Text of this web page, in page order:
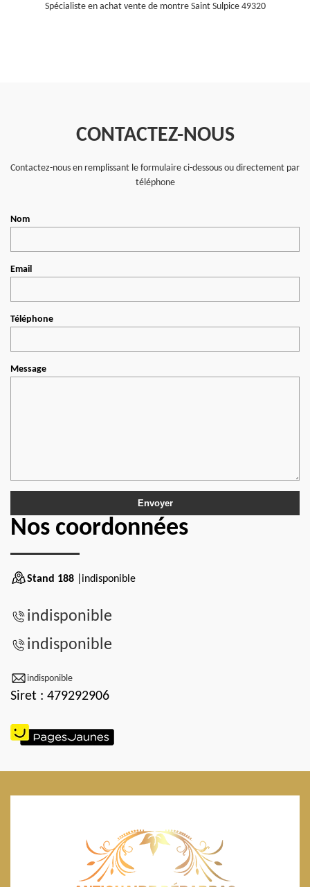
Spécialiste en achat vente de montre Saint Sulpice 49320
CONTACTEZ-NOUS
Contactez-nous en remplissant le formulaire ci-dessous ou directement par
téléphone
Nom
Email
Téléphone
Message
Nos coordonnées
Stand 188 |indisponible
indisponible
indisponible
indisponible
Siret : 479292906